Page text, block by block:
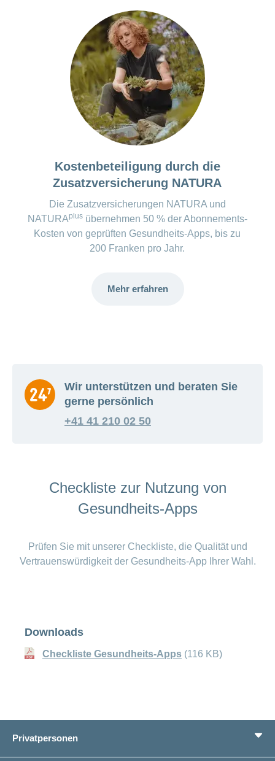
Kostenbeteiligung durch die
Zusatzversicherung NATURA
Die Zusatzversicherungen NATURA und
NATURAplusübernehmen 50 % der Abonnements-
Kosten von geprüften Gesundheits-Apps, bis zu
200 Franken pro Jahr.
Mehr erfahren
Wir unterstützen und beraten Sie
gerne persönlich
+41 41 210 02 50
Checkliste zur Nutzung von
Gesundheits-Apps
Prüfen Sie mit unserer Checkliste, die Qualität und
Vertrauenswürdigkeit der Gesundheits-App Ihrer Wahl.
Downloads
Checkliste Gesundheits-Apps (116 KB)
Privatpersonen